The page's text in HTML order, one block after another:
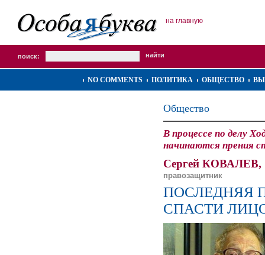
на главную
поиск:
NO COMMENTS ПОЛИТИКА ОБЩЕСТВО
Общество
В процессе по делу
начинаются прения
Сергей КОВАЛЕВ,
правозащитник
ПОСЛЕДНЯЯ
СПАСТИ